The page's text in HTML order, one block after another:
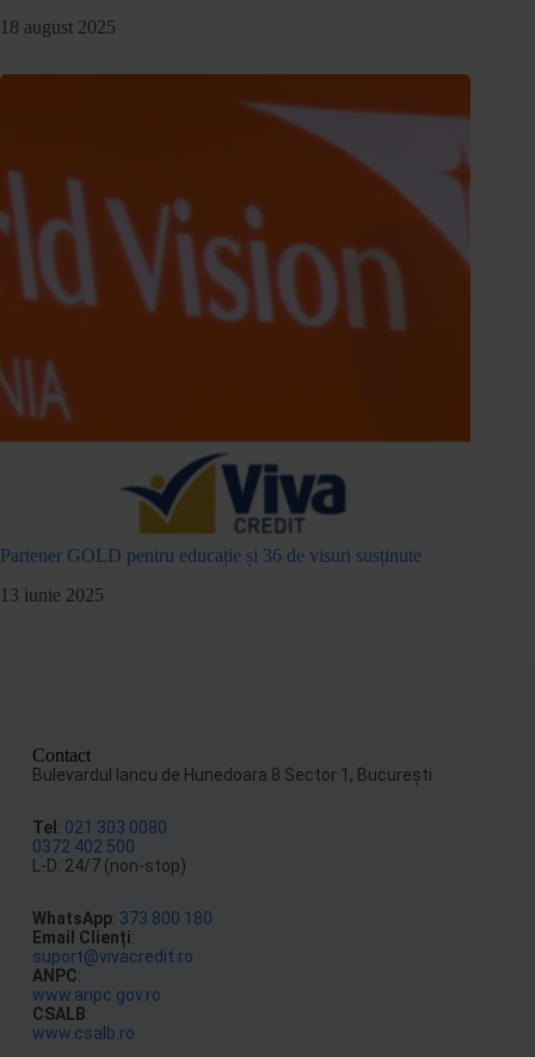
18 august 2025
Partener GOLD pentru educație și 36 de visuri susținute
13 iunie 2025
Contact
Bulevardul Iancu de Hunedoara 8 Sector 1, Bucureşti
Tel: 021 303 0080
0372 402 500
L-D: 24/7 (non-stop)
WhatsApp: 373 800 180
Email Clienți:
suport@vivacredit.ro
ANPC:
www.anpc.gov.ro
CSALB:
www.csalb.ro